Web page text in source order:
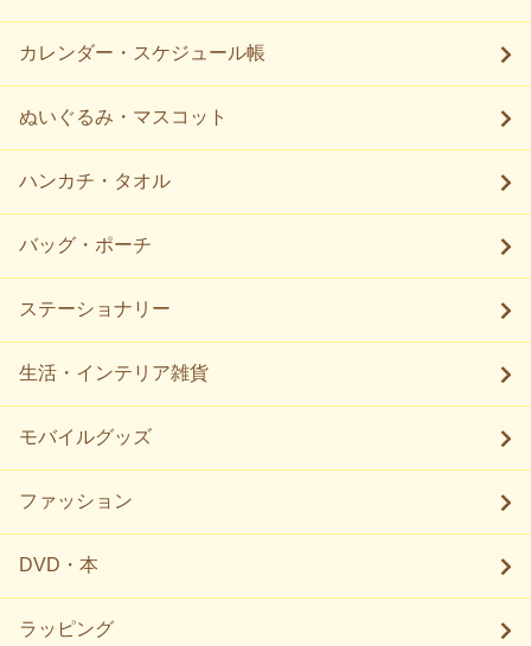
カレンダー・スケジュール帳
ぬいぐるみ・マスコット
ハンカチ・タオル
バッグ・ポーチ
ステーショナリー
生活・インテリア雑貨
モバイルグッズ
ファッション
DVD・本
ラッピング